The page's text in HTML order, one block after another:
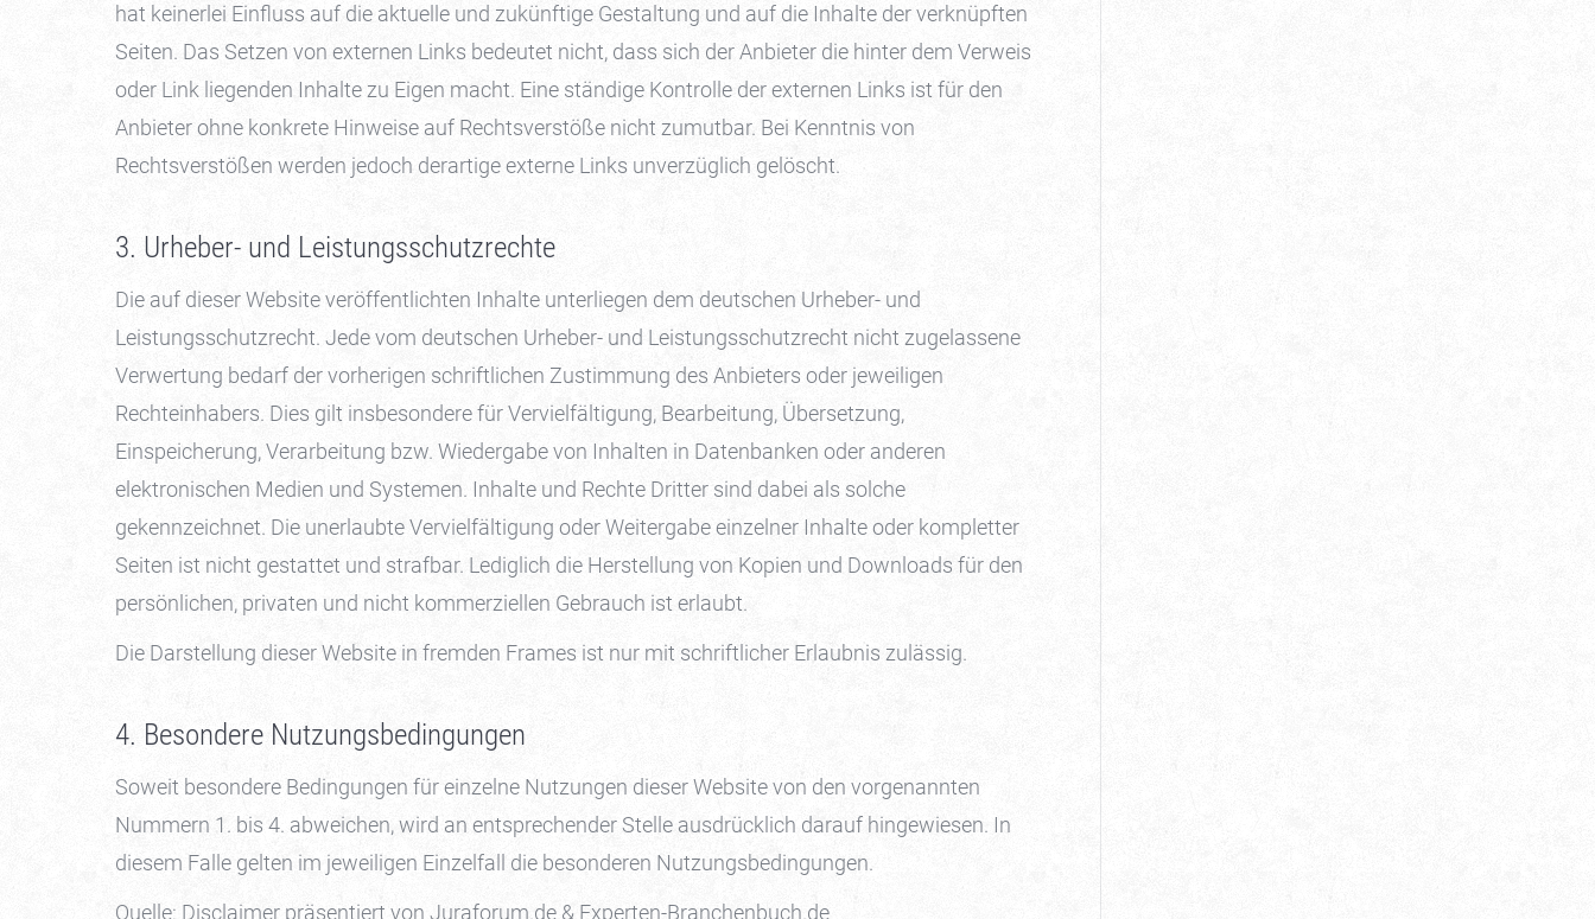
hat keinerlei Einfluss auf die aktuelle und zukünftige Gestaltung und auf die Inhalte der verknüpften
Seiten. Das Setzen von externen Links bedeutet nicht, dass sich der Anbieter die hinter dem Verweis
oder Link liegenden Inhalte zu Eigen macht. Eine ständige Kontrolle der externen Links ist für den
Anbieter ohne konkrete Hinweise auf Rechtsverstöße nicht zumutbar. Bei Kenntnis von
Rechtsverstößen werden jedoch derartige externe Links unverzüglich gelöscht.
3. Urheber- und Leistungsschutzrechte
Die auf dieser Website veröffentlichten Inhalte unterliegen dem deutschen Urheber- und
Leistungsschutzrecht. Jede vom deutschen Urheber- und Leistungsschutzrecht nicht zugelassene
Verwertung bedarf der vorherigen schriftlichen Zustimmung des Anbieters oder jeweiligen
Rechteinhabers. Dies gilt insbesondere für Vervielfältigung, Bearbeitung, Übersetzung,
Einspeicherung, Verarbeitung bzw. Wiedergabe von Inhalten in Datenbanken oder anderen
elektronischen Medien und Systemen. Inhalte und Rechte Dritter sind dabei als solche
gekennzeichnet. Die unerlaubte Vervielfältigung oder Weitergabe einzelner Inhalte oder kompletter
Seiten ist nicht gestattet und strafbar. Lediglich die Herstellung von Kopien und Downloads für den
persönlichen, privaten und nicht kommerziellen Gebrauch ist erlaubt.
Die Darstellung dieser Website in fremden Frames ist nur mit schriftlicher Erlaubnis zulässig.
4. Besondere Nutzungsbedingungen
Soweit besondere Bedingungen für einzelne Nutzungen dieser Website von den vorgenannten
Nummern 1. bis 4. abweichen, wird an entsprechender Stelle ausdrücklich darauf hingewiesen. In
diesem Falle gelten im jeweiligen Einzelfall die besonderen Nutzungsbedingungen.
Quelle: Disclaimer präsentiert von Juraforum.de & Experten-Branchenbuch.de